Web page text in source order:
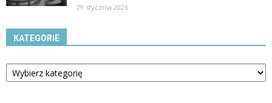
29 stycznia 2026
KATEGORIE
Kategorie